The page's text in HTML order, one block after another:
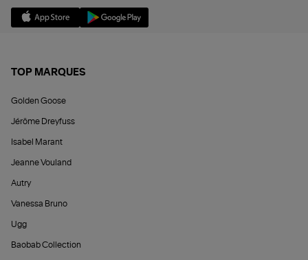
TOP MARQUES
Golden Goose
Jérôme Dreyfuss
Isabel Marant
Jeanne Vouland
Autry
Vanessa Bruno
Ugg
Baobab Collection